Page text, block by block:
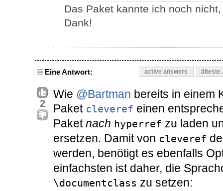
Das Paket kannte ich noch
Dank!
Eine Antwort: active answers älteste
2
Wie @Bartman bereits in einem
Paket cleveref einen
Paketnach hyperref zu laden
ersetzen. Damit von cleveref
werden, benötigt es ebenfalls
einfachsten ist daher, die
\documentclass zu setzen: